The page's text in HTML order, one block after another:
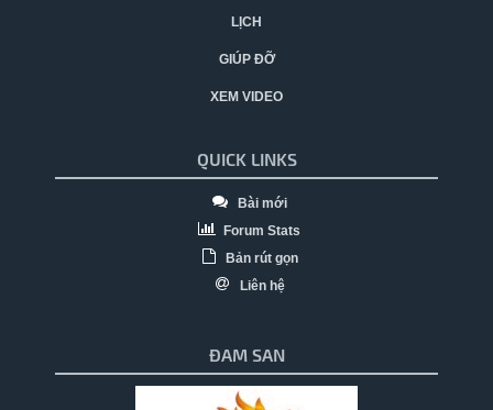
LỊCH
GIÚP ĐỠ
XEM VIDEO
QUICK LINKS
Bài mới
Forum Stats
Bản rút gọn
Liên hệ
ĐAM SAN